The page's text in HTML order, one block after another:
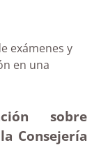
exámenes y
en una
sobre
Consejería